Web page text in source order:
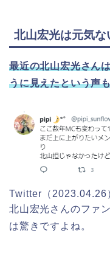
北山宏光は元気な
最近の北山宏光さん
うに見えたという声
Twitter（2023.04.26
北山宏光さんのファ
は驚きですよね。